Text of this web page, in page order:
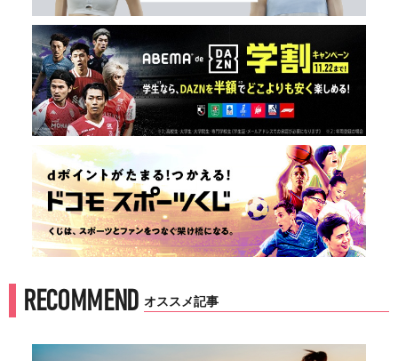
RECOMMEND オススメ記事